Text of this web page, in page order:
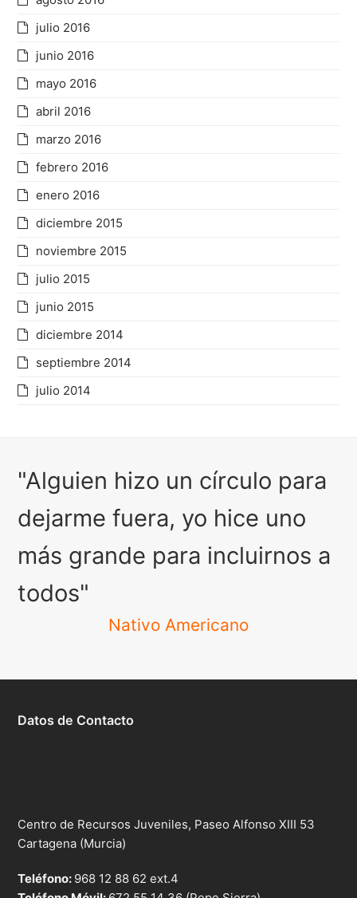
julio 2016
junio 2016
mayo 2016
abril 2016
marzo 2016
febrero 2016
enero 2016
diciembre 2015
noviembre 2015
julio 2015
junio 2015
diciembre 2014
septiembre 2014
julio 2014
"Alguien hizo un círculo para
dejarme fuera, yo hice uno
más grande para incluirnos a
todos"
Nativo Americano
Datos de Contacto
Centro de Recursos Juveniles, Paseo Alfonso XIII 53
Cartagena (Murcia)
Teléfono: 968 12 88 62 ext.4